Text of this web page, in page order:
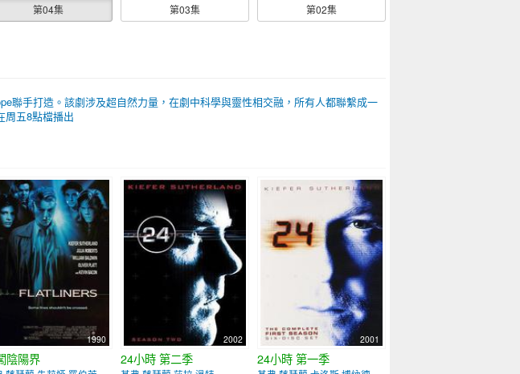
第04集 第03集 第02集
聯手打造。該劇涉及超自然力量，在劇中科學與靈性相交融，所有人都聯繫成一
周五8點檔播出
1990
陰陽界
2002
24小時 第二季
2001
24小時 第一季